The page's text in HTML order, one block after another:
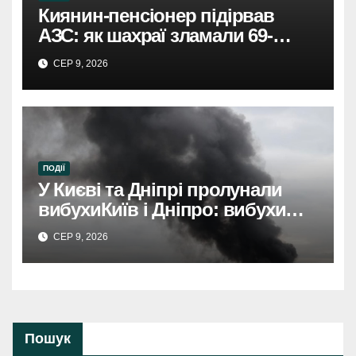
Киянин-пенсіонер підірвав
АЗС: як шахраї зламали 69-
річного чоловіка.
СЕР 9, 2026
ПОДІЇ
У Києві та Дніпрі пролунали
вибухиКиїв і Дніпро: вибухи
розбудили міста.
СЕР 9, 2026
Пошук